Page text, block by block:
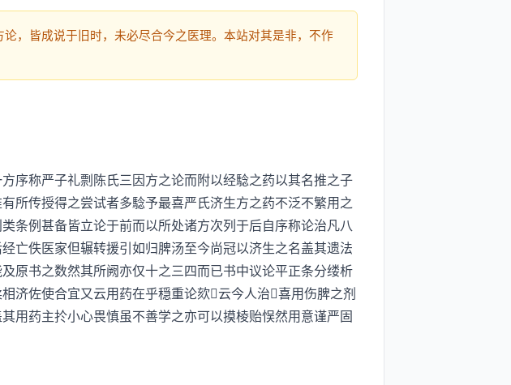
，皆成说于旧时，未必尽合今之医理。本站对其是非，不作
称严子礼剽陈氏三因方之论而附以经騐之药以其名推之子
所传授得之尝试者多騐予最喜严氏济生方之药不泛不繁用之
条例甚备皆立论于前而以所处诸方次列于后自序称论治凡八
亡佚医家但辗转援引如归脾汤至今尚冠以济生之名盖其遗法
原书之数然其所阙亦仅十之三四而已书中议论平正条分缕析
济佐使合宜又云用药在乎穏重论欬云今人治喜用伤脾之剂
用药主扵小心畏慎虽不善学之亦可以摸棱贻悮然用意谨严固